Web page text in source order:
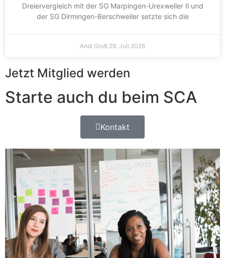
Dreiervergleich mit der SG Marpingen-Urexweiler Il und
der SG Dirmingen-Berschweiler setzte sich die
Andi Groß 29. Juli 2026
Jetzt Mitglied werden
Starte auch du beim SCA
Kontakt